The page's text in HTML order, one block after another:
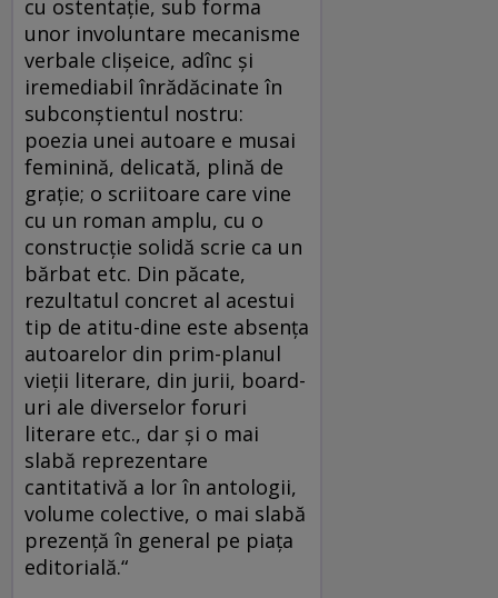
cu ostentație, sub forma
unor involuntare mecanisme
verbale clișeice, adînc și
iremediabil înrădăcinate în
subconștientul nostru:
poezia unei autoare e musai
feminină, delicată, plină de
grație; o scriitoare care vine
cu un roman amplu, cu o
construcție solidă scrie ca un
bărbat etc. Din păcate,
rezultatul concret al acestui
tip de atitu-dine este absența
autoarelor din prim-planul
vieții literare, din jurii, board-
uri ale diverselor foruri
literare etc., dar și o mai
slabă reprezentare
cantitativă a lor în antologii,
volume colective, o mai slabă
prezență în general pe piața
editorială.“